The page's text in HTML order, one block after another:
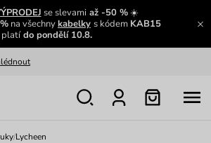
se slevamiaž -50 %☀️
na všechnykabelky s kódem KAB15
platído pondělí 10.8.
Zobrazit
/Lycheen